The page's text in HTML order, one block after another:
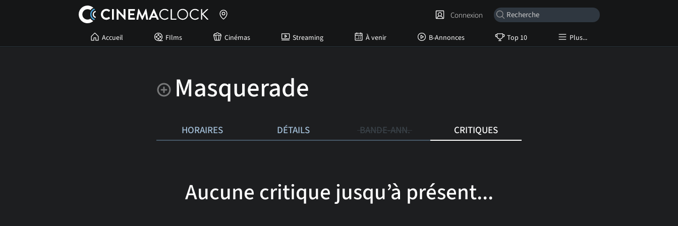
Accueil FIlms Cinémas Streaming À venir B-Annonces Top 10 Plus...
Connexion
Masquerade
HORAIRES DÉTAILS BANDE-ANN. CRITIQUES
Aucune critique jusqu’à présent...